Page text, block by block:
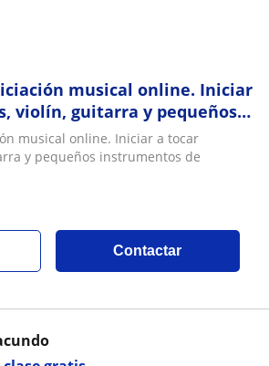
musical online. Iniciar
violín, guitarra y pequeños
percusión
musical online. Iniciar a tocar
y pequeños instrumentos de
Contactar